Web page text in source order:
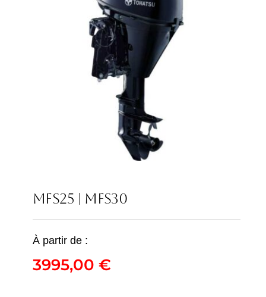
MFS25 | MFS30
MFS25 | MFS30
À partir de :
3995,00 €